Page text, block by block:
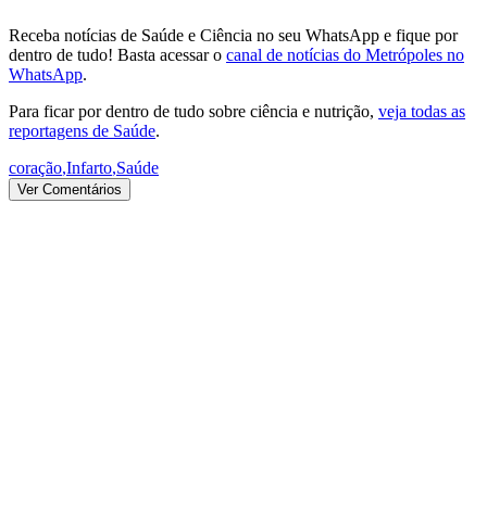
Receba notícias de Saúde e Ciência no seu WhatsApp e fique por
dentro de tudo! Basta acessar o canal de notícias do Metrópoles no
WhatsApp.
Para ficar por dentro de tudo sobre ciência e nutrição, veja todas as
reportagens de Saúde.
coração,Infarto,Saúde
Ver Comentários